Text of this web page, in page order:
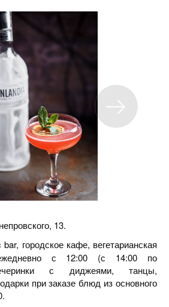
13.
bar, городское кафе, вегетарианская
с 12:00 (с 14:00 по
с диджеями, танцы,
при заказе блюд из основного